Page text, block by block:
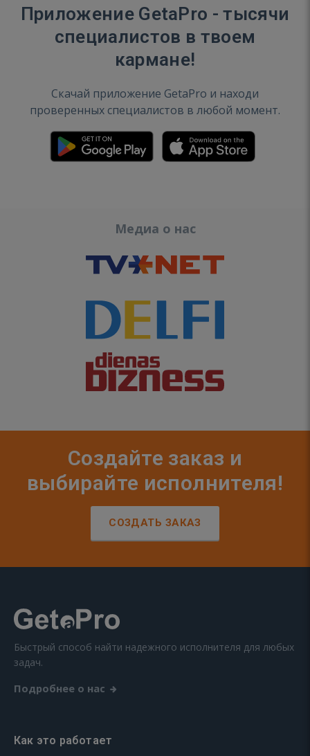
Приложение GetaPro - тысячи
специалистов в твоем
кармане!
Скачай приложение GetaPro и находи
проверенных специалистов в любой момент.
Медиа о нас
Создайте заказ и
выбирайте исполнителя!
СОЗДАТЬ ЗАКАЗ
Быстрый способ найти надежного исполнителя для любых
задач.
Подробнее о нас
Как это работает